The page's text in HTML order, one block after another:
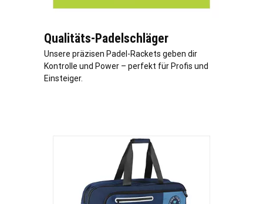
Qualitäts-Padelschläger
Unsere präzisen Padel-Rackets geben dir
Kontrolle und Power – perfekt für Profis und
Einsteiger.